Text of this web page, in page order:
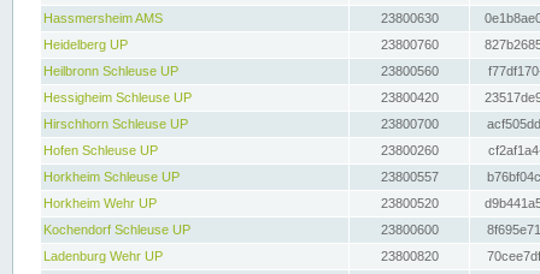
Hassmersheim AMS
23800630
Heidelberg UP
23800760
Heilbronn Schleuse UP
23800560
Hessigheim Schleuse UP
23800420
Hirschhorn Schleuse UP
23800700
Hofen Schleuse UP
23800260
Horkheim Schleuse UP
23800557
Horkheim Wehr UP
23800520
Kochendorf Schleuse UP
23800600
Ladenburg Wehr UP
23800820